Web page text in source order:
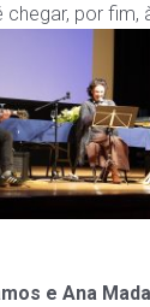
por fim,
e Ana